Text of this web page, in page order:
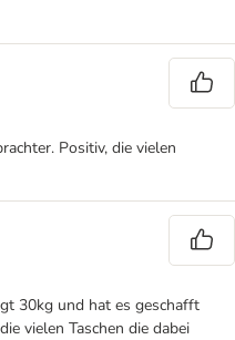
Positiv, die vielen
30kg und hat es geschafft
vielen Taschen die dabei